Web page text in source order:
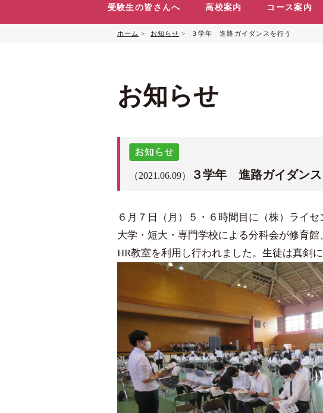
受験生の皆さんへ 高校案内 コース案内
ホーム > お知らせ > ３学年 進路ガイダンスを行う
お知らせ
（2021.06.09） ３学年 進路ガイダンス
６月７日（月）５・６時間目に（株）ライ
大学・短大・専門学校による分科会が修育
HR教室を利用し行われました。生徒は真剣